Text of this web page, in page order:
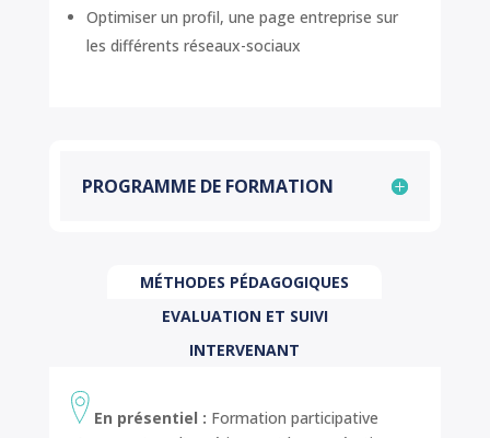
Optimiser un profil, une page entreprise sur
les différents réseaux-sociaux
PROGRAMME DE FORMATION
MÉTHODES PÉDAGOGIQUES
EVALUATION ET SUIVI
INTERVENANT
En présentiel : Formation participative